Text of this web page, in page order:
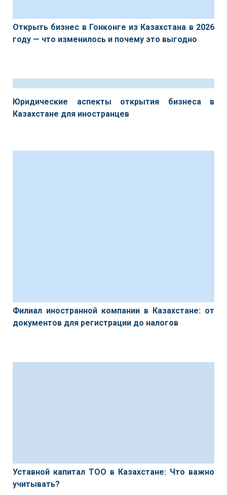
Открыть бизнес в Гонконге из Казахстана в 2026
году — что изменилось и почему это выгодно
Юридические аспекты открытия бизнеса в
Казахстане для иностранцев
Филиал иностранной компании в Казахстане: от
документов для регистрации до налогов
Уставной капитал ТОО в Казахстане: Что важно
учитывать?